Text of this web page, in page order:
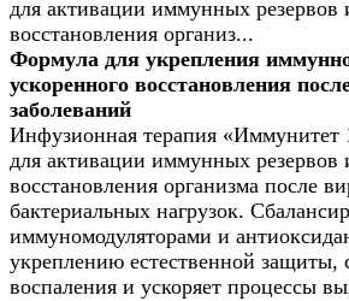
для активации иммунных резервов
восстановления организ...
Формула для укрепления
ускоренного восстановления
заболеваний
Инфузионная терапия «Иммунитет
для активации иммунных резервов
восстановления организма после
бактериальных нагрузок.
иммуномодуляторами и
укреплению естественной защиты,
воспаления и ускоряет процессы